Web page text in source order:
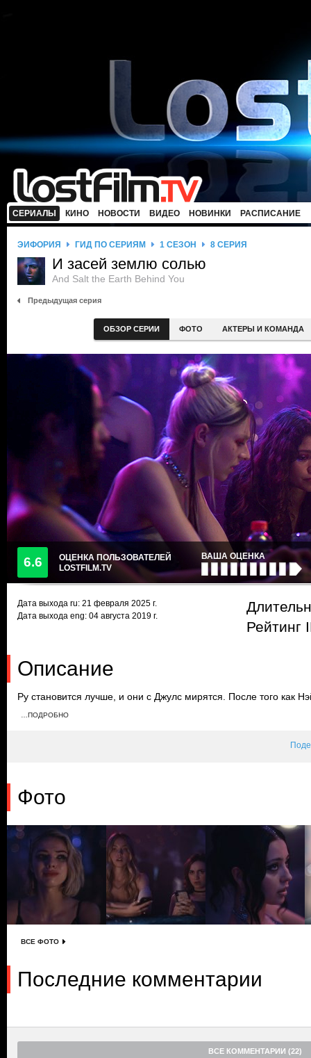
СЕРИАЛЫ КИНО НОВОСТИ ВИДЕО НОВИНКИ РАСПИСАНИЕ
ЭЙФОРИЯ ГИД ПО СЕРИЯМ 1 СЕЗОН 8 СЕРИЯ
И засей землю солью
And Salt the Earth Behind You
Предыдущая серия
ОБЗОР СЕРИИ ФОТО АКТЕРЫ И КОМАНДА
6.6
ОЦЕНКА ПОЛЬЗОВАТЕЛЕЙ
LOSTFILM.TV
ВАША ОЦЕНКА
Дата выхода ru: 21 февраля 2025 г.
Дата выхода eng: 04 августа 2019 г.
Рейтинг
Описание
Ру становится лучше, и они с Джулс мирятся. После того как
крадет у него видеозапись с Кэлом и Джулс. Кэсси решает
…ПОДРОБНО
Фото
ВСЕ ФОТО
Последние комментарии
ВСЕ КОММЕНТАРИИ (22)